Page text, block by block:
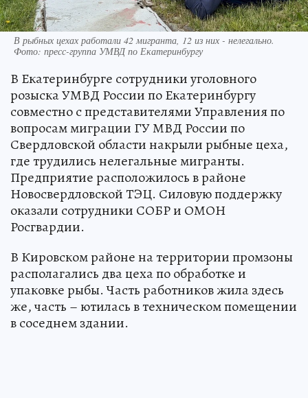
В рыбных цехах работали 42 мигранта, 12 из них - нелегально.
Фото: пресс-группа УМВД по Екатеринбургу
В Екатеринбурге сотрудники уголовного
розыска УМВД России по Екатеринбургу
совместно с представителями Управления по
вопросам миграции ГУ МВД России по
Свердловской области накрыли рыбные цеха,
где трудились нелегальные мигранты.
Предприятие расположилось в районе
Новосвердловской ТЭЦ. Силовую поддержку
оказали сотрудники СОБР и ОМОН
Росгвардии.
В Кировском районе на территории промзоны
располагались два цеха по обработке и
упаковке рыбы. Часть работников жила здесь
же, часть – ютилась в техническом помещении
в соседнем здании.